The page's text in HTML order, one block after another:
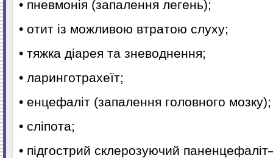
• пневмонія (запалення легень);
• отит із можливою втратою слуху;
• тяжка діарея та зневоднення;
• ларинготрахеїт;
• енцефаліт (запалення головного мозку);
• сліпота;
• підгострий склерозуючий